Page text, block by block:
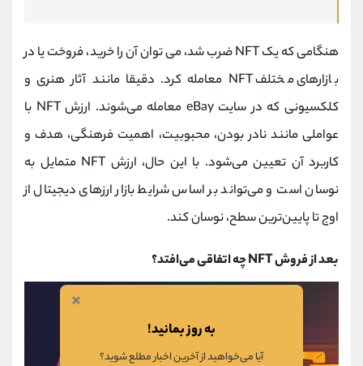
هنگامی که یک NFT ضرب شد، می توان آن را خرید، فروخت یا در
بازارهای مختلف NFT معامله کرد. دقیقا مانند آثار هنری و
کلکسیونی که در سایت eBay معامله می‌شوند. ارزش NFT با
عواملی مانند نادر بودن، محبوبیت، اهمیت فرهنگی، هدف و
کاربرد آن تعیین می‌شود. با این حال، ارزش NFT متمایل به
نوسان است و می‌تواند بر اساس شرایط بازار ارزهای دیجیتال از
اوج تا پایین‌ترین سطح، نوسان کند.
بعد از فروش NFT چه اتفاقی می‌افتد؟
×
به روز بمانید!
آیا می‌خواهید از آخرین اخبار مطلع شوید؟